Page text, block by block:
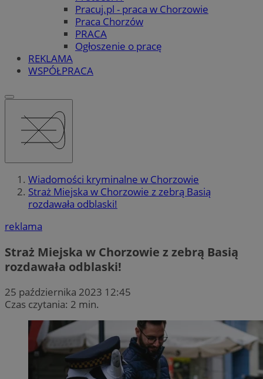
Pracuj.pl - praca w Chorzowie
Praca Chorzów
PRACA
Ogłoszenie o pracę
REKLAMA
WSPÓŁPRACA
Wiadomości kryminalne w Chorzowie
Straż Miejska w Chorzowie z zebrą Basią
rozdawała odblaski!
reklama
Straż Miejska w Chorzowie z zebrą Basią
rozdawała odblaski!
25 października 2023 12:45
Czas czytania: 2 min.